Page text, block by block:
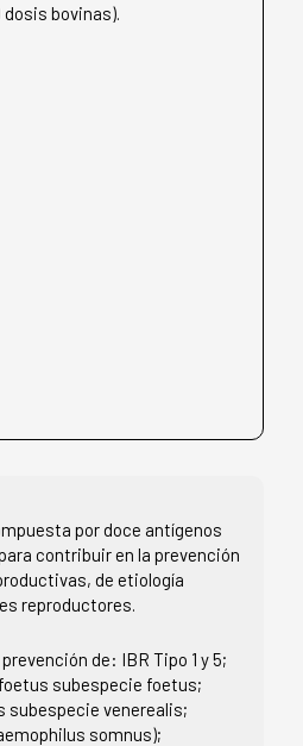
dosis bovinas).
por doce antígenos
contribuir en la prevención
de etiología
reproductores.
de: IBR Tipo 1 y 5;
subespecie foetus;
subespecie venerealis;
somnus);